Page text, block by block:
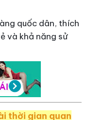
quốc dân, thích
và khả năng sử
thời gian quan